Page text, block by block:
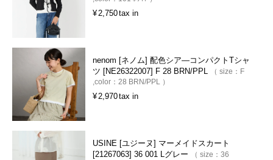
¥2,750tax in
nenom [ネノム] 配色シア―コンパクトTシャ
ツ [NE26322007] F 28 BRN/PPL
size： F
color： 28 BRN/PPL
¥2,970tax in
USINE [ユジーヌ] マーメイドスカート
[21267063] 36 001 Lグレー
size： 36